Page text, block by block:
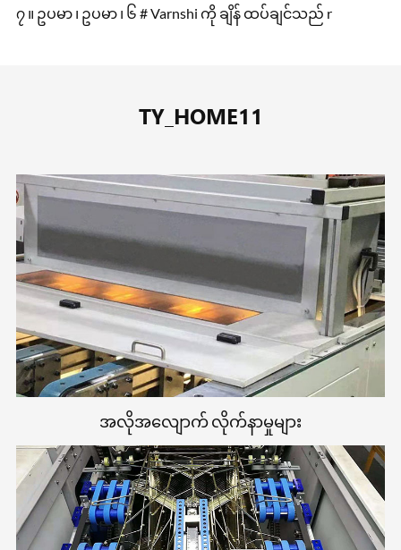
၇ ။ ဥပမာ ၊ ဥပမာ ၊ ၆ # Varnshi ကို ချိန် ထပ်ချင်သည် r
TY_HOME11
အလိုအလျောက် လိုက်နာမှုများ